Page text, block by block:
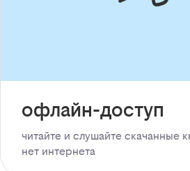
офлайн-доступ
читайте и слушайте скачанные
нет интернета